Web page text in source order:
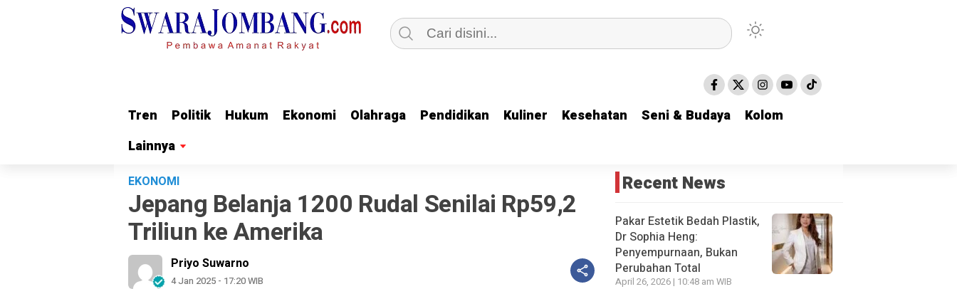
Tren Politik Hukum Ekonomi Olahraga Pendidikan Kuliner Kesehatan Seni & Budaya
Kolom
Lainnya
Tren Politik Hukum Ekonomi Olahraga Pendidikan Kuliner Kesehatan Seni & Budaya
Kolom
Lainnya
EKONOMI
Jepang Belanja 1200 Rudal Senilai Rp59,2
Triliun ke Amerika
Priyo Suwarno
4 Jan 2025 - 17:20 WIB
Recent News
Pakar Estetik Bedah Plastik,
Dr Sophia Heng:
Penyempurnaan, Bukan
Perubahan Total
April 26, 2026 | 10:48 am WIB